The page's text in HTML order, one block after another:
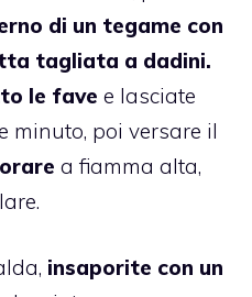
di un tegame con
tagliata a dadini.
le fave e lasciate
minuto, poi versare il
a fiamma alta,
insaporite con un